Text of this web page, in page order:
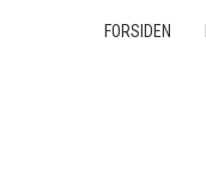
FORSIDEN